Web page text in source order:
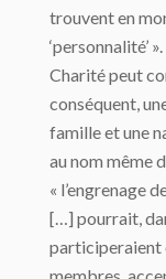
trouvent en
‘personnalité’
Charité peut
conséquent,
famille et une
au nom même
« l’engrenage
[…] pourrait,
participeraient
membres,